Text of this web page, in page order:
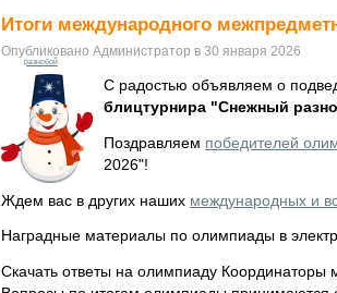
Итоги международного
Опубликовано Администратор в 30 января 2026
разнобой
С радостью объявляем о
блицтурнира "Снежный
Поздравляем победителей
2026"!
Ждем вас в других наших международных и
Наградные материалы по олимпиады в
Скачать ответы на олимпиаду Координаторы